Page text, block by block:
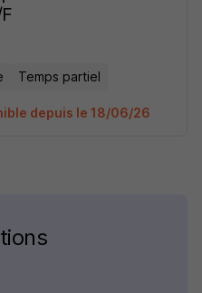
Temps partiel
depuis le 18/06/26